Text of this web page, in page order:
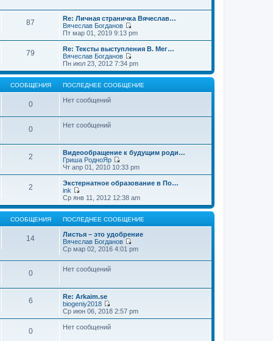
б
щ
н
и
ю
д
н
е
м
о
о
б
щ
е
н
ю
87
Re: Личная страничка Вячеслав…
Вячеслав Богданов
П
е
р
е
й
т
и
к
е
м
у
о
о
б
е
н
ю
Пт мар 01, 2019 9:13 pm
79
Re: Тексты выступления В. Мег…
Вячеслав Богданов
П
е
р
е
й
л
е
д
н
е
у
о
о
б
щ
н
ю
Пн июл 23, 2012 7:34 pm
СООБЩЕНИЯ ПОСЛЕДНЕЕ СООБЩЕНИЕ
0 Нет сообщений
0 Нет сообщений
2
Видеообращение к будущим роди…
Гриша РодноЯр
П
е
р
е
й
т
и
к
о
с
л
е
д
у
о
б
Чт апр 01, 2010 10:33 pm
2
Экстернатное образование в По…
ink
П
е
р
е
й
т
и
к
п
о
с
д
н
е
м
у
с
Ср янв 11, 2012 12:38 am
СООБЩЕНИЯ ПОСЛЕДНЕЕ СООБЩЕНИЕ
14
Листья – это удобрение
Вячеслав Богданов
П
р
и
о
с
Ср мар 02, 2016 4:01 pm
0 Нет сообщений
6
Re: Arkaim.se
biogeniy2018
П
е
р
е
Ср июн 06, 2018 2:57 pm
0 Нет сообщений